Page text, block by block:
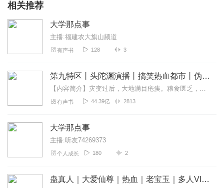
相关推荐
大学那点事
主播:福建农大旗山频道
有声书 128 3
第九特区丨头陀渊演播丨搞笑热血都市丨伪戒丨VIP免费多人有声剧
【内容简介】灾变过后，大地满目疮痍。粮食匮乏，资源紧俏，局势混乱……一位从待规划区杀出来的青年，背对着漫天黄沙，孤身来到九区谋生，却不曾想偶然结识三五好友，一念...
有声书 44.39亿 2813
大学那点事
主播:听友74269373
个人成长 180 2
蛊真人｜大爱仙尊｜热血｜老宝玉｜多人VIP免费有声剧